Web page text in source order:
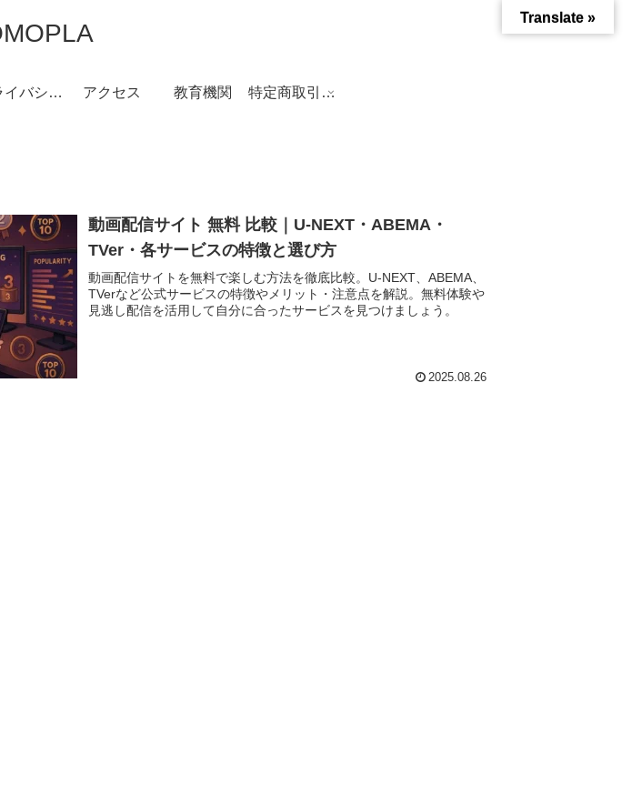
プライバシーポリシー アクセス 教育機関 特定商取引法に基づく表記
動画配信サイト 無料 比較｜U-NEXT・ABEMA・
TVer・各サービスの特徴と選び方
動画配信サイトを無料で楽しむ方法を徹底比較。U-NEXT、ABEMA、
TVerなど公式サービスの特徴やメリット・注意点を解説。無料体験や
見逃し配信を活用して自分に合ったサービスを見つけましょう。
2025.08.26
Translate »